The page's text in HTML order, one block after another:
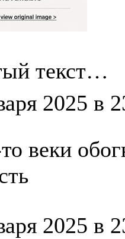
текст…
2025 в
веки
2025 в